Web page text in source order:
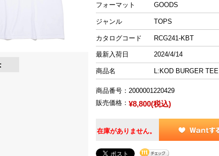
フォーマット GOODS
ジャンル TOPS
カタログコード RCG241-KBT
最新入荷日 2024/4/14
商品名 L:KOD BURGER TEE
商品番号： 2000001220429
販売価格： ¥8,800(税込)
在庫がありません。